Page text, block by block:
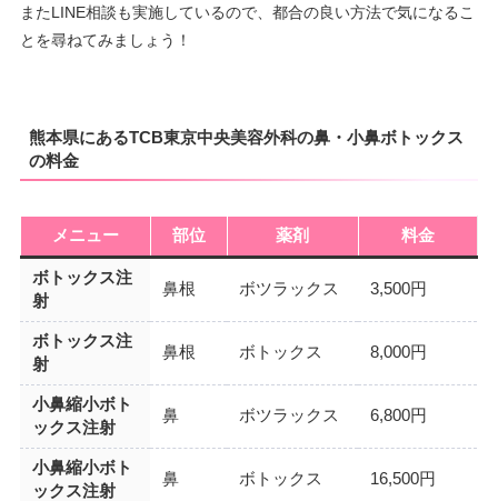
またLINE相談も実施しているので、都合の良い方法で気になるこ
とを尋ねてみましょう！
熊本県にあるTCB東京中央美容外科の鼻・小鼻ボトックス
の料金
メニュー 部位 薬剤 料金
ボトックス注
射
鼻根 ボツラックス 3,500円
ボトックス注
射
鼻根 ボトックス 8,000円
小鼻縮小ボト
ックス注射
鼻 ボツラックス 6,800円
小鼻縮小ボト
ックス注射
鼻 ボトックス 16,500円